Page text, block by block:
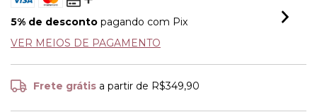
5% de desconto pagando com Pix
VER MEIOS DE PAGAMENTO
Frete grátis a partir de R$349,90